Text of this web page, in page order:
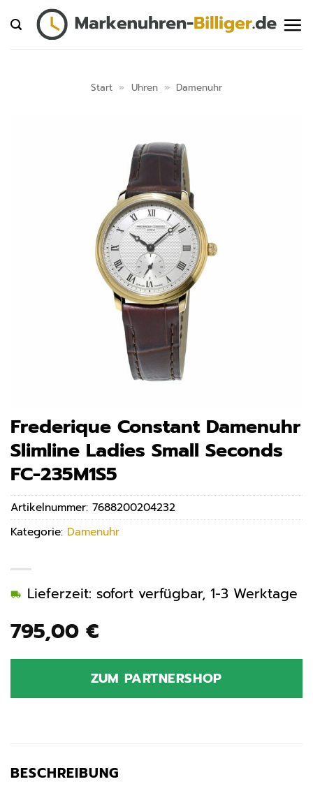
Inhalt
springen
Start » Uhren » Damenuhr
Frederique Constant Damenuhr
Slimline Ladies Small Seconds
FC-235M1S5
795,00 €
Lieferzeit: sofort verfügbar, 1-3 Werktage
ZUM PARTNERSHOP
Artikelnummer: 7688200204232
Kategorie: Damenuhr
BESCHREIBUNG